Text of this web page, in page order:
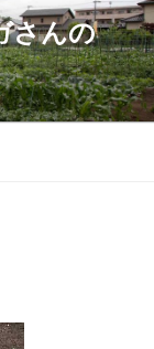
さんの